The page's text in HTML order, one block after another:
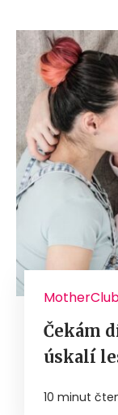
Čekám
úskalí
10 minut